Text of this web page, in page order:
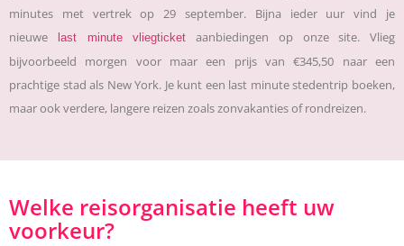
minutes met vertrek op 29 september. Bijna ieder uur vind je
nieuwe
last minute vliegticket
aanbiedingen op onze site. Vlieg
bijvoorbeeld morgen voor maar een prijs van €345,50 naar een
prachtige stad als New York. Je kunt een last minute stedentrip boeken,
maar ook verdere, langere reizen zoals zonvakanties of rondreizen.
Welke reisorganisatie heeft uw
voorkeur?